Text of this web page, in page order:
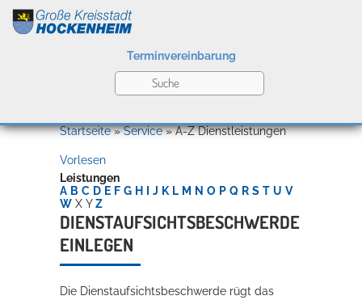
Kultur
Bildung
Terminvereinbarung
Startseite»Service»A-Z Dienstleistungen
Vorlesen
Leistungen
A B C D E F G H J K L M N O P Q R S T U V
W X Y Z
DIENSTAUFSICHTSBESCHWERDE
EINLEGEN
Die Dienstaufsichtsbeschwerde rügt das